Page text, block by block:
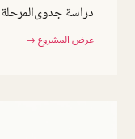
دراسة جدوىالمرحلة
عرض المشروع →